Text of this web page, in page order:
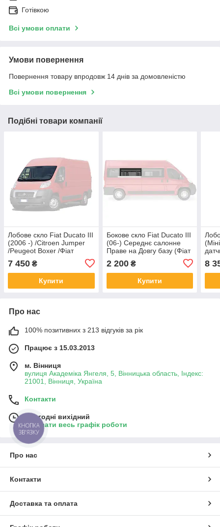
Готівкою
Всі умови оплати
Умови повернення
Повернення товару впродовж 14 днів за домовленістю
Всі умови повернення
Подібні товари компанії
Лобове скло Fiat Ducato III
(2006 -) /Citroen Jumper
/Peugeot Boxer /Фіат
Дукато III з датчиком кам
7 450 ₴
Купити
Бокове скло Fiat Ducato III
(06-) Середнє салонне
Праве на Довгу базу (Фіат
2 200₴
Купити
8
Про нас
100% позитивних з 213 відгуків за рік
Працює з 15.03.2013
м. Вінниця
вулиця Академіка Янгеля, 5, Вінницька область, Індекс:
21001, Вінниця, Україна
Контакти
Сьогодні вихідний
Показати весь графік роботи
Про нас
Контакти
Доставка та оплата
КНОПКА
ЗВ'ЯЗКУ